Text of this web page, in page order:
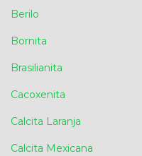
Berilo
Bornita
Brasilianita
Cacoxenita
Calcita Laranja
Calcita Mexicana